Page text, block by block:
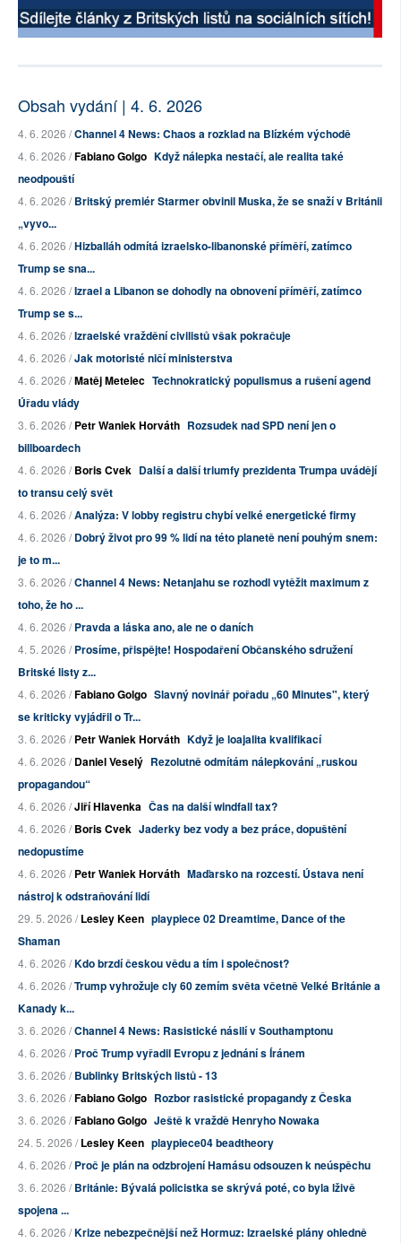
Obsah vydání | 4. 6. 2026
4. 6. 2026 /Channel 4 News: Chaos a rozklad na Blízkém východě
4. 6. 2026 /Fabiano Golgo Když nálepka nestačí, ale realita také
neodpouští
4. 6. 2026 /Britský premiér Starmer obvinil Muska, že se snaží v Británii
„vyvo...
4. 6. 2026 /Hizballáh odmítá izraelsko-libanonské příměří, zatímco
Trump se sna...
4. 6. 2026 /Izrael a Libanon se dohodly na obnovení příměří, zatímco
Trump se s...
4. 6. 2026 /Izraelské vraždění civilistů však pokračuje
4. 6. 2026 /Jak motoristé ničí ministerstva
4. 6. 2026 /Matěj Metelec Technokratický populismus a rušení agend
Úřadu vlády
3. 6. 2026 /Petr Waniek Horváth Rozsudek nad SPD není jen o
billboardech
4. 6. 2026 /Boris Cvek Další a další triumfy prezidenta Trumpa uvádějí
to transu celý svět
4. 6. 2026 /Analýza: V lobby registru chybí velké energetické firmy
4. 6. 2026 /Dobrý život pro 99 % lidí na této planetě není pouhým snem:
je to m...
3. 6. 2026 /Channel 4 News: Netanjahu se rozhodl vytěžit maximum z
toho, že ho ...
4. 6. 2026 /Pravda a láska ano, ale ne o daních
4. 5. 2026 /Prosíme, přispějte! Hospodaření Občanského sdružení
Britské listy z...
4. 6. 2026 /Fabiano Golgo Slavný novinář pořadu „60 Minutes", který
se kriticky vyjádřil o Tr...
3. 6. 2026 /Petr Waniek Horváth Když je loajalita kvalifikací
4. 6. 2026 /Daniel Veselý Rezolutně odmítám nálepkování „ruskou
propagandou“
4. 6. 2026 /Jiří Hlavenka Čas na další windfall tax?
4. 6. 2026 /Boris Cvek Jaderky bez vody a bez práce, dopuštění
nedopustíme
4. 6. 2026 /Petr Waniek Horváth Maďarsko na rozcestí. Ústava není
nástroj k odstraňování lidí
29. 5. 2026 /Lesley Keen playpiece 02 Dreamtime, Dance of the
Shaman
4. 6. 2026 /Kdo brzdí českou vědu a tím i společnost?
4. 6. 2026 /Trump vyhrožuje cly 60 zemím světa včetně Velké Británie a
Kanady k...
3. 6. 2026 /Channel 4 News: Rasistické násilí v Southamptonu
4. 6. 2026 /Proč Trump vyřadil Evropu z jednání s Íránem
3. 6. 2026 /Bublinky Britských listů - 13
3. 6. 2026 /Fabiano Golgo Rozbor rasistické propagandy z Česka
3. 6. 2026 /Fabiano Golgo Ještě k vraždě Henryho Nowaka
24. 5. 2026 /Lesley Keen playpiece04 beadtheory
4. 6. 2026 /Proč je plán na odzbrojení Hamásu odsouzen k neúspěchu
3. 6. 2026 /Británie: Bývalá policistka se skrývá poté, co byla lživě
spojena ...
4. 6. 2026 /Krize nebezpečnější než Hormuz: Izraelské plány ohledně